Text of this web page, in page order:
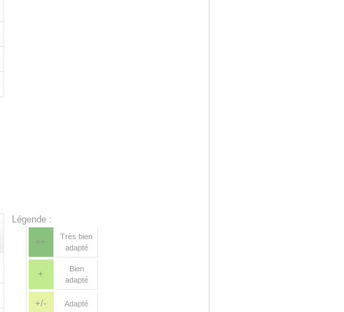
Légende :
++
Très bien
adapté
+
Bien
adapté
+/- Adapté